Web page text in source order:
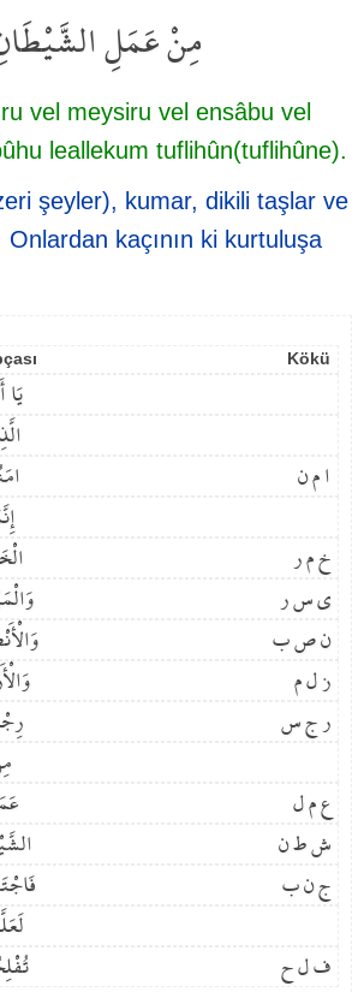
مِنْ عَمَلِ
vel meysiru vel ensâbu vel
leallekum tuflihûn(tuflihûne).
şeyler), kumar, dikili taşlar ve
kaçının ki kurtuluşa
Kökü
يَا
ا م ن
خ م ر
ي س ر
ن ص ب
ز ل م
ر ج س
ع م ل
ش ط ن
ج ن ب
ف ل ح